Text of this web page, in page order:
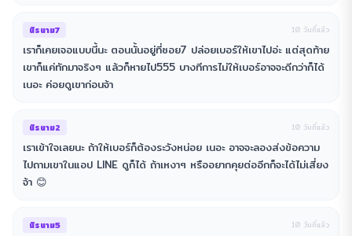
นิรนาม7 10 วันที่แล้ว
เราก็เคยเจอแบบนี้นะ ตอนนั้นอยู่ที่ซอย7 ปล่อยเบอร์ให้เขาไปอ่ะ แต่สุดท้าย
เขาก็แค่ทักมาจริงๆ แล้วก็หายไป555 บางทีการไม่ให้เบอร์อาจจะดีกว่าก็ได้
เนอะ ค่อยดูเขาก่อนจ้า
นิรนาม2 10 วันที่แล้ว
เราเข้าใจเลยนะ ถ้าให้เบอร์ก็ต้องระวังหน่อย เนอะ อาจจะลองส่งข้อความ
ไปถามเขาในแอป LINE ดูก็ได้ ถ้าเหงาๆ หรืออยากคุยต่ออีกก็จะได้ไม่เสี่ยง
จ้า 😊
นิรนาม5 10 วันที่แล้ว